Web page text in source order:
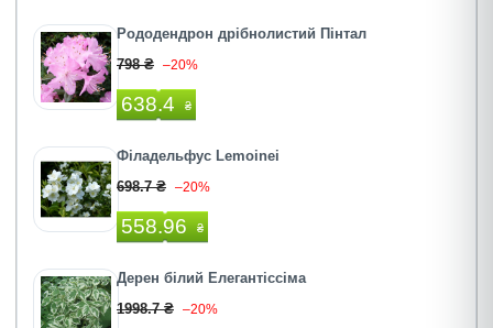
Рододендрон дрібнолистий Пінтал
798 ₴ –20%
638.4 ₴
Філадельфус Lemoinei
698.7 ₴ –20%
558.96 ₴
Дерен білий Елегантіссіма
1998.7 ₴ –20%